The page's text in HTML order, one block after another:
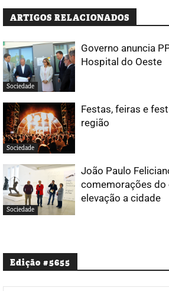
ARTIGOS RELACIONADOS
Sociedade
Governo anuncia
Hospital do Oeste
Sociedade
Festas, feiras e
região
Sociedade
João Paulo
comemorações do
elevação a cidade
Edição #5655